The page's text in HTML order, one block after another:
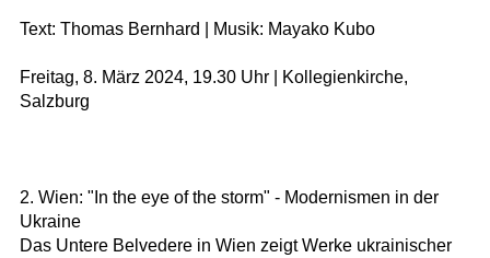
Text: Thomas Bernhard | Musik: Mayako Kubo
Freitag, 8. März 2024, 19.30 Uhr | Kollegienkirche,
Salzburg
2. Wien: "In the eye of the storm" - Modernismen in der
Ukraine
Das Untere Belvedere in Wien zeigt Werke ukrainischer